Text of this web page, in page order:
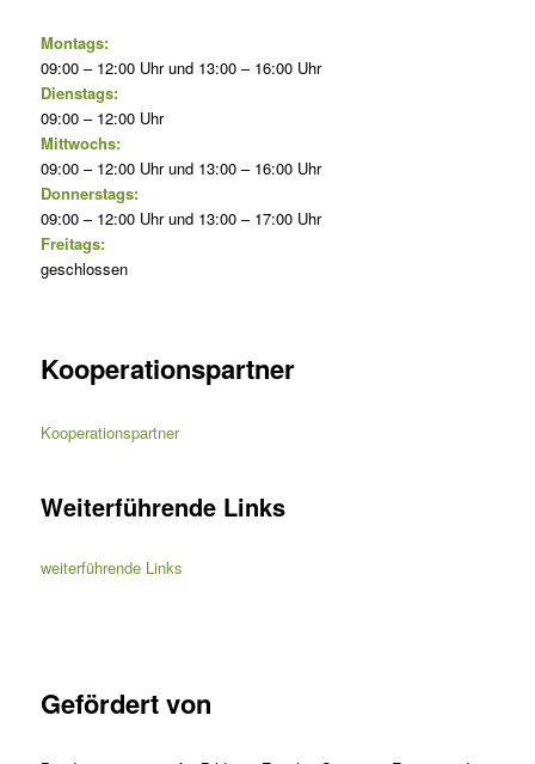
Montags:
09:00 – 12:00 Uhr und 13:00 – 16:00 Uhr
Dienstags:
09:00 – 12:00 Uhr
Mittwochs:
09:00 – 12:00 Uhr und 13:00 – 16:00 Uhr
Donnerstags:
09:00 – 12:00 Uhr und 13:00 – 17:00 Uhr
Freitags:
geschlossen
Kooperationspartner
Kooperationspartner
Weiterführende Links
weiterführende Links
Gefördert von